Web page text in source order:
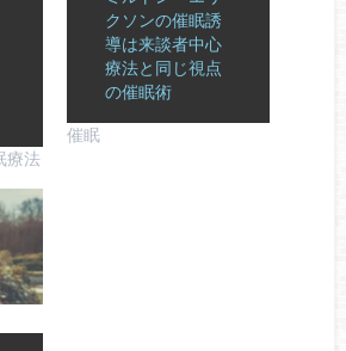
療法
クソンの催眠誘
導は来談者中心
療法と同じ視点
の催眠術
催眠